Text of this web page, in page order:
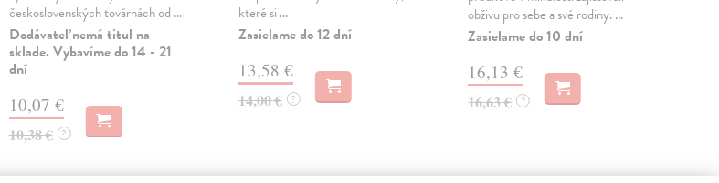
československých továrnách od ...
Dodávateľ nemá titul na
sklade. Vybavíme do 14 - 21
dní
10,07 €
10,38 € ?
které si ...
Zasielame do 12 dní
13,58 €
14,00 € ?
obživu pro sebe a své rodiny. ...
Zasielame do 10 dní
16,13 €
16,63 € ?